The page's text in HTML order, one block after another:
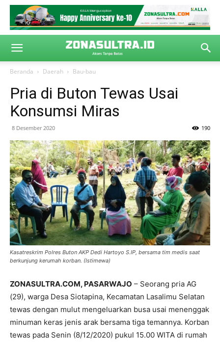
Beranda Daerah Bau-bau
Pria di Buton Tewas Usai
Konsumsi Miras
8 Desember 2020 190
Kasatreskrim Polres Buton AKP Dedi Hartoyo S.IP, bersama tim medis saat
berkunjung kerumah korban. (Istimewa)
ZONASULTRA.COM, PASARWAJO – Seorang pria AG
(29), warga Desa Siotapina, Kecamatan Lasalimu Selatan
tewas dengan mulut mengeluarkan busa usai menenggak
minuman keras jenis arak bersama tiga temannya. Korban
tewas pada Senin (8/12/2020) pukul 15.00 WITA di rumah